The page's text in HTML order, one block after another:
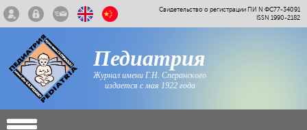
Свидетельство о регистрации ПИ N ФС77-34091
ISSN 1990-2182
Педиатрия
Журнал имени Г.Н. Сперанского
издается с мая 1922 года